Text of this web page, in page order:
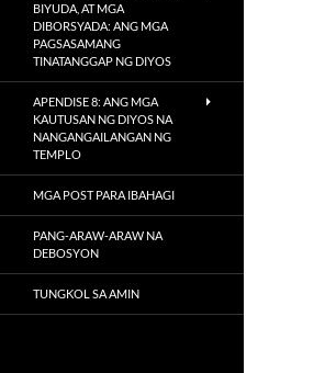
BIYUDA, AT MGA
DIBORSYADA: ANG MGA
PAGSASAMANG
TINATANGGAP NG DIYOS
APENDISE 8: ANG MGA
KAUTUSAN NG DIYOS NA
NANGANGAILANGAN NG
TEMPLO
MGA POST PARA IBAHAGI
PANG-ARAW-ARAW NA
DEBOSYON
TUNGKOL SA AMIN